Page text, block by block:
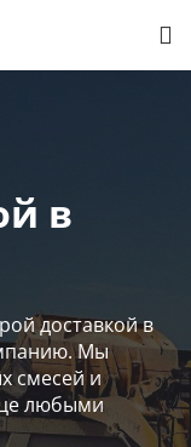
в
доставкой в
Мы
смесей и
любыми